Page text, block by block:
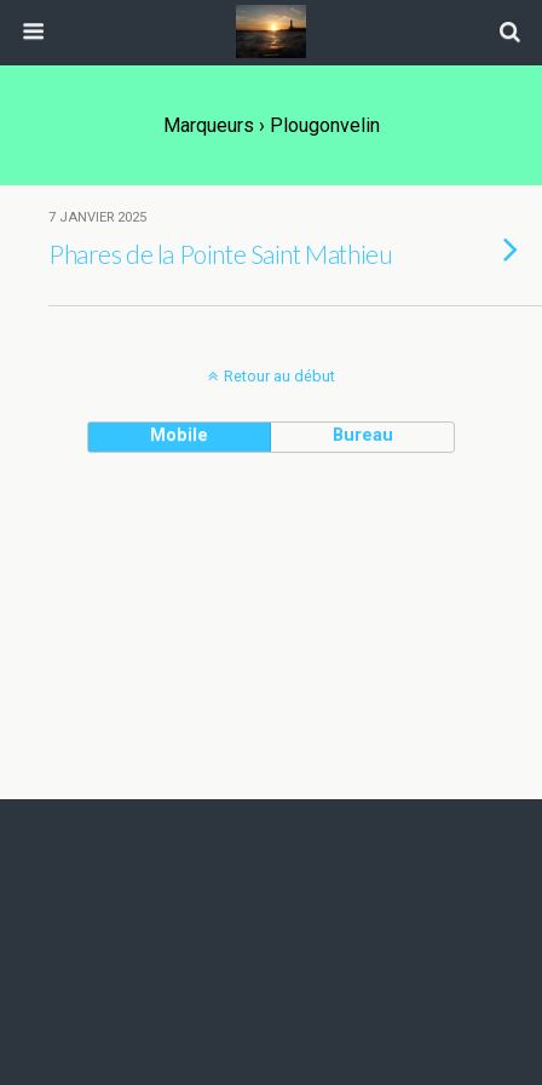
Marqueurs › Plougonvelin
7 JANVIER 2025
Phares de la Pointe Saint Mathieu
Retour au début
Mobile Bureau